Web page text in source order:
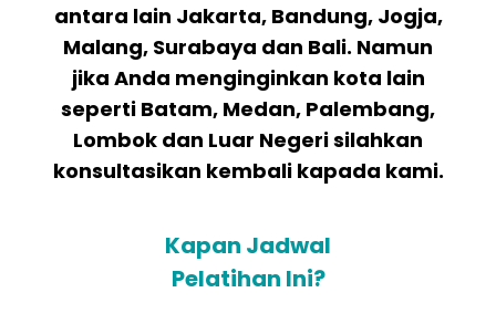
antara lain Jakarta, Bandung, Jogja,
Malang, Surabaya dan Bali. Namun
jika Anda menginginkan kota lain
seperti Batam, Medan, Palembang,
Lombok dan Luar Negeri silahkan
konsultasikan kembali kapada kami.
Kapan Jadwal
Pelatihan Ini?